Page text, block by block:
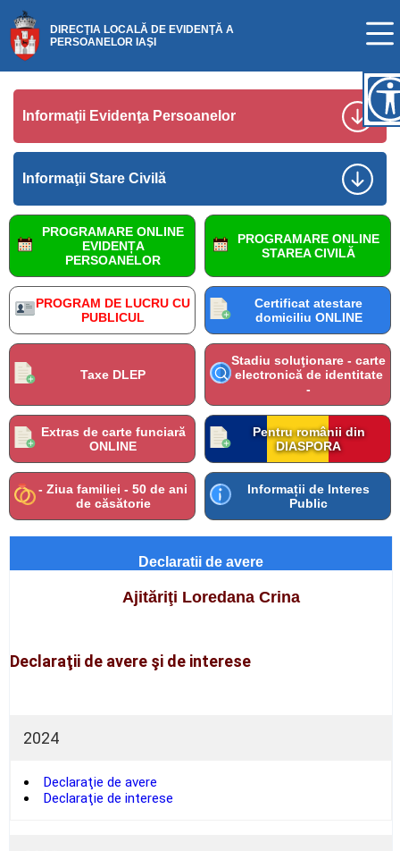
DIRECŢIA LOCALĂ DE EVIDENŢĂ A
PERSOANELOR IAŞI
Informaţii Evidenţa Persoanelor
Informaţii Stare Civilă
PROGRAM DE LUCRU CU
PUBLICUL
PROGRAMARE ONLINE
EVIDENȚA
PERSOANELOR
PROGRAMARE ONLINE
STAREA CIVILĂ
Certificat atestare
domiciliu ONLINE
Taxe DLEP
Stadiu soluţionare - carte
electronică de identitate
-
Extras de carte funciară
ONLINE
Pentru românii din
DIASPORA
- Ziua familiei - 50 de ani
de căsătorie
Informații de Interes
Public
Declaratii de avere
Ajităriţi Loredana Crina
Declaraţii de avere şi de interese
2024
Declaraţie de avere
Declaraţie de interese